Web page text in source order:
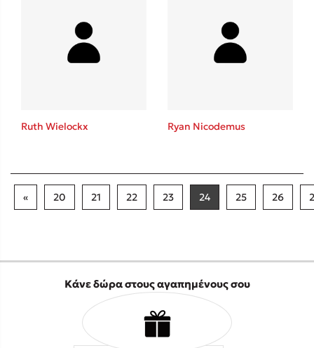
Ruth Wielockx Ryan Nicodemus
« 20 21 22 23 24 25 26
Κάνε δώρα στους αγαπημένους σου